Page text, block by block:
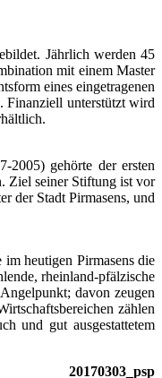
Jährlich werden 45
mit einem Master
eines eingetragenen
Finanziell unterstützt wird
2005) gehörte der ersten
Ziel seiner Stiftung ist vor
der Stadt Pirmasens, und
heutigen Pirmasens die
rheinland-pfälzische
davon zeugen
zählen
und gut ausgestattetem
20170303_psp